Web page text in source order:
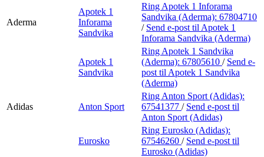
Aderma
Apotek 1
Inforama
Sandvika
Ring Apotek 1 Inforama
Sandvika (Aderma): 67804710
/ Send e-post til Apotek 1
Inforama Sandvika (Aderma)
Apotek 1
Sandvika
Ring Apotek 1 Sandvika
(Aderma): 67805610 / Send e-
post til Apotek 1 Sandvika
(Aderma)
Adidas Anton Sport
Ring Anton Sport (Adidas):
67541377 / Send e-post til
Anton Sport (Adidas)
Eurosko
Ring Eurosko (Adidas):
67546260 / Send e-post til
Eurosko (Adidas)